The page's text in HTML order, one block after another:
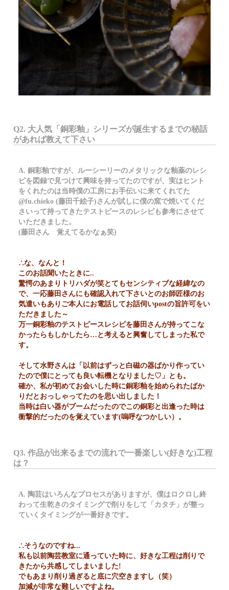
Q2. 大人気「銅彩釉」シリーズが誕生するまでの秘話
があれば教えて下さい
A. 銅彩釉ですが、ルーシーリーのメタリックな釉薬のレシ
ピを図録で見つけて興味を持ってたのですが、実はヒント
をくれたのは当時僕の工房にお手伝いに来てくれてた
@fu.chieko (藤田千絵子)さんが試しに僕の窯で焼いてくだ
さいって持ってきたテストピースのレシピも参考にさせて
いただきました。
(藤田さん 覚えてるかなぁ笑)
∴な、なんと！
このお話聞いたときに..
驚愕のあまりトリハダが笑とてもセンシティブな経緯なの
で、一応藤田さんにも確認入れて下さいとのお師匠様のお
気遣いもありご本人にお電話してお話伺いpostの旨許可をい
ただきました～
万一銅彩釉のテストピースレシピを藤田さんが持ってこな
かったらもしかしたら…と考えると興奮してしまった私で
す。
そして水野さんは「以前はずっと白磁の器ばかり作ってい
たので僕にとっても良い転機となりました♡」とも。
確か、私が初めてお会いした時に銅彩釉を始められたばか
りだとおっしゃってたのを思い出しました！
当時は白い器がブームだったのでこの銅彩と出逢った時は
衝撃的だったのを覚えています(嗚呼なつかしい）。
Q3. 作品が出来るまでの流れで一番楽しい(好きな)工程
は？
A. 陶芸はいろんなプロセスがありますが、僕はロクロし終
わって生乾きのタイミングで削りをして「カタチ」が整っ
ていくタイミングが一番好きです。
∴そうなのですね...
私も以前陶芸教室に通っていた時に、好きな工程は削りで
きたから共感してしまいました!
でもあまり削り過ぎると底に穴空きますし（笑）
加減が非常な難しいですよね。